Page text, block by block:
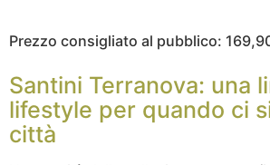
Prezzo consigliato al pubblico:
Santini Terranova: una
lifestyle per quando ci
città